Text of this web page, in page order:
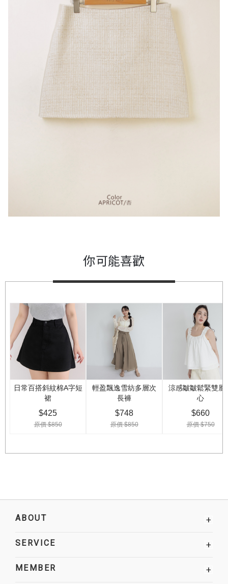
你可能喜歡
ABOUT +
SERVICE +
MEMBER +